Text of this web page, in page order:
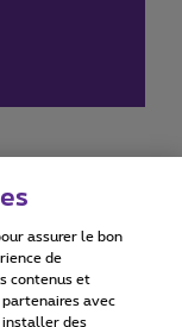
statement
assurer le bon
de
contenus et
partenaires avec
installer des